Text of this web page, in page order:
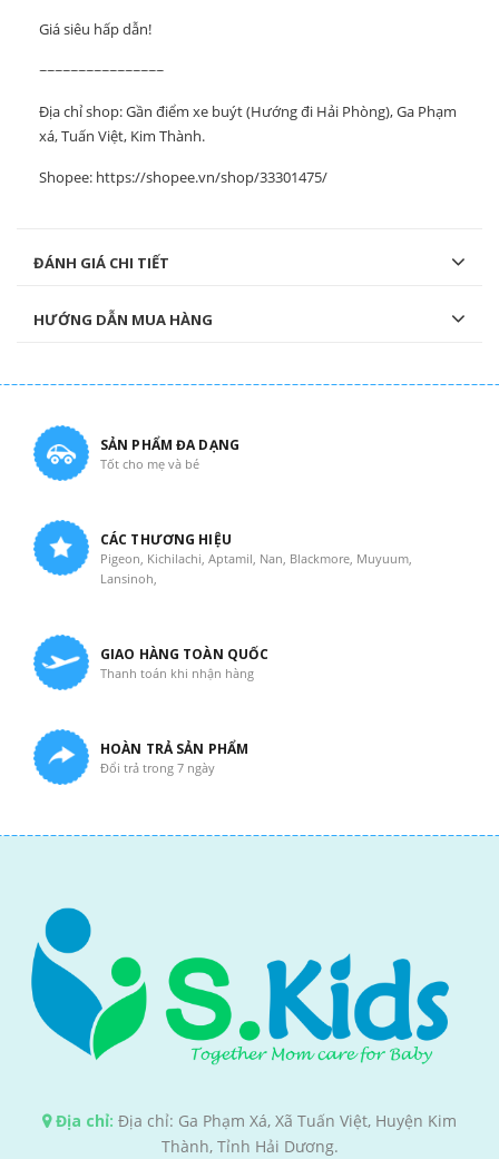
Giá siêu hấp dẫn!
~~~~~~~~~~~~~~~~
Địa chỉ shop: Gần điểm xe buýt (Hướng đi Hải Phòng), Ga Phạm
xá, Tuấn Việt, Kim Thành.
Shopee: https://shopee.vn/shop/33301475/
ĐÁNH GIÁ CHI TIẾT
HƯỚNG DẪN MUA HÀNG
SẢN PHẨM ĐA DẠNG
Tốt cho mẹ và bé
CÁC THƯƠNG HIỆU
Pigeon, Kichilachi, Aptamil, Nan, Blackmore, Muyuum,
Lansinoh,
GIAO HÀNG TOÀN QUỐC
Thanh toán khi nhận hàng
HOÀN TRẢ SẢN PHẨM
Đổi trả trong 7 ngày
Địa chỉ: Địa chỉ: Ga Phạm Xá, Xã Tuấn Việt, Huyện Kim
Thành, Tỉnh Hải Dương.